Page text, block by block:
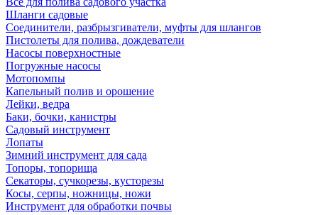
Шланги садовые
Соединители, разбрызгиватели, муфты для шлангов
Пистолеты для полива, дождеватели
Насосы поверхностные
Погружные насосы
Мотопомпы
Капельный полив и орошение
Лейки, ведра
Баки, бочки, канистры
Садовый инструмент
Лопаты
Зимний инструмент для сада
Топоры, топорища
Секаторы, сучкорезы, кусторезы
Косы, серпы, ножницы, ножи
Инструмент для обработки почвы